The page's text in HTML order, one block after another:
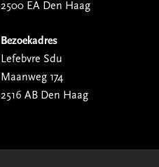
2500 EA Den Haag
Bezoekadres
Lefebvre Sdu
Maanweg 174
2516 AB Den Haag